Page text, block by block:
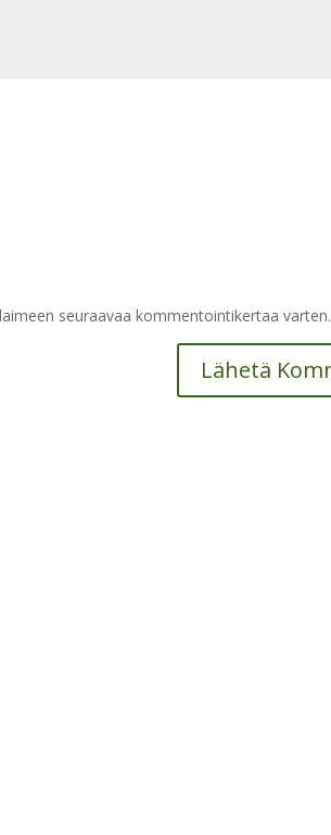
seuraavaa kommentointikertaa varten.